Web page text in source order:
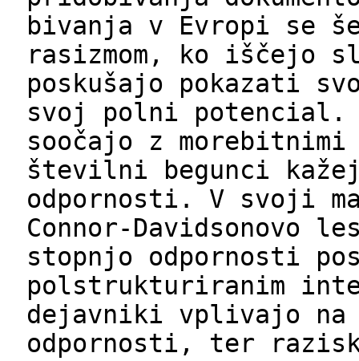
bivanja v Evropi se
rasizmom, ko iščejo
poskušajo pokazati
svoj polni potencial.
soočajo z
številni begunci
odpornosti. V svoji
Connor-Davidsonovo
stopnjo odpornosti
polstrukturiranim
dejavniki vplivajo na
odpornosti, ter